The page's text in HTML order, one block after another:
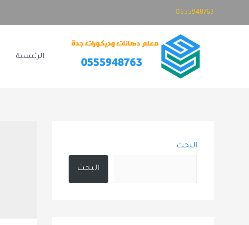
0555948763
الرئيسية
البحث
البحث